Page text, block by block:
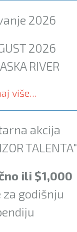
2026
2026
RIVER
više...
akcija
TALENTA"
ili $1,000
za godišnju